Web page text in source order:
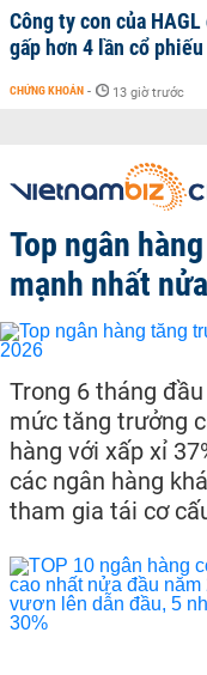
Công ty con của
gấp hơn 4 lần cổ phiếu
CHỨNG KHOÁN - 13 giờ trước
Top ngân
mạnh nhất
Trong 6 tháng
mức tăng trưởng
hàng với xấp xỉ
các ngân hàng
tham gia tái cơ